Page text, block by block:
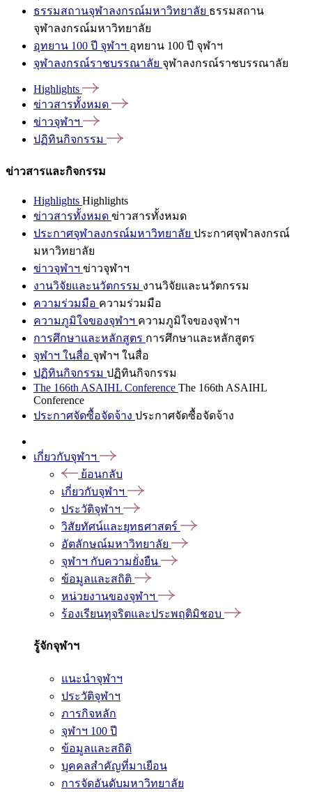
ธรรมสถานจุฬาลงกรณ์มหาวิทยาลัย ธรรมสถาน
จุฬาลงกรณ์มหาวิทยาลัย
อุทยาน 100 ปี จุฬาฯ อุทยาน 100 ปี จุฬาฯ
จุฬาลงกรณ์ราชบรรณาลัย จุฬาลงกรณ์ราชบรรณาลัย
Highlights
ข่าวสารทั้งหมด
ข่าวจุฬาฯ
ปฏิทินกิจกรรม
ข่าวสารและกิจกรรม
Highlights Highlights
ข่าวสารทั้งหมด ข่าวสารทั้งหมด
ประกาศจุฬาลงกรณ์มหาวิทยาลัย ประกาศจุฬาลงกรณ์
มหาวิทยาลัย
ข่าวจุฬาฯ ข่าวจุฬาฯ
งานวิจัยและนวัตกรรม งานวิจัยและนวัตกรรม
ความร่วมมือ ความร่วมมือ
ความภูมิใจของจุฬาฯ ความภูมิใจของจุฬาฯ
การศึกษาและหลักสูตร การศึกษาและหลักสูตร
จุฬาฯ ในสื่อ จุฬาฯ ในสื่อ
ปฏิทินกิจกรรม ปฏิทินกิจกรรม
The 166th ASAIHL Conference The 166th ASAIHL
Conference
ประกาศจัดซื้อจัดจ้าง ประกาศจัดซื้อจัดจ้าง
เกี่ยวกับจุฬาฯ
ย้อนกลับ
เกี่ยวกับจุฬาฯ
ประวัติจุฬาฯ
วิสัยทัศน์และยุทธศาสตร์
อัตลักษณ์มหาวิทยาลัย
จุฬาฯ กับความยั่งยืน
ข้อมูลและสถิติ
หน่วยงานของจุฬาฯ
ร้องเรียนทุจริตและประพฤติมิชอบ
รู้จักจุฬาฯ
แนะนำจุฬาฯ
ประวัติจุฬาฯ
ภารกิจหลัก
จุฬาฯ 100 ปี
ข้อมูลและสถิติ
บุคคลสำคัญที่มาเยือน
การจัดอันดับมหาวิทยาลัย